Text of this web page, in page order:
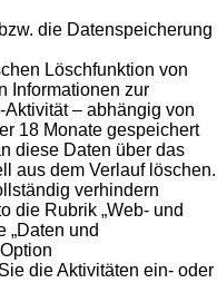
die Datenspeicherung
Löschfunktion von
Informationen zur
– abhängig von
18 Monate gespeichert
diese Daten über das
aus dem Verlauf löschen.
verhindern
die Rubrik „Web- und
„Daten und
die Aktivitäten ein- oder